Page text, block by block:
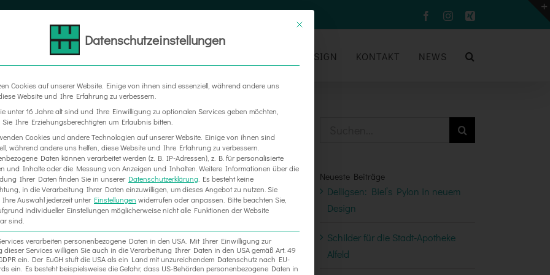
FacebookInstagram
Xing
MESSEBAU DESIGN KONTAKT NEWS
Neueste Beiträge
Delligsen: Biel’s Pylon in neuem
Design
Schilder für die Stadt-Apotheke
Alfeld
Datenschutzeinstellungen
Cookies auf unserer Website. Einige von ihnen sind essenziell, während andere uns
Website und Ihre Erfahrung zu verbessern.
unter 16 Jahre alt sind und Ihre Einwilligung zu optionalen Services geben möchten,
Sie Ihre Erziehungsberechtigten um Erlaubnis bitten.
Cookies und andere Technologien auf unserer Website. Einige von ihnen sind
während andere uns helfen, diese Website und Ihre Erfahrung zu verbessern.
Daten können verarbeitet werden (z. B. IP-Adressen), z. B. für personalisierte
und Inhalte oder die Messung von Anzeigen und Inhalten. Weitere Informationen über die
Ihrer Daten finden Sie in unserer Datenschutzerklärung Es besteht keine
in die Verarbeitung Ihrer Daten einzuwilligen, um dieses Angebot zu nutzen. Sie
Auswahl jederzeit unter Einstellungen widerrufen oder anpassen. Bitte beachten Sie,
individueller Einstellungen möglicherweise nicht alle Funktionen der Website
sind.
verarbeiten personenbezogene Daten in den USA. Mit Ihrer Einwilligung zur
dieser Services willigen Sie auch in die Verarbeitung Ihrer Daten in den USA gemäß Art. 49
ein. Der EuGH stuft die USA als ein Land mit unzureichendem Datenschutz nach EU-
ein. Es besteht beispielsweise die Gefahr, dass US-Behörden personenbezogene Daten in